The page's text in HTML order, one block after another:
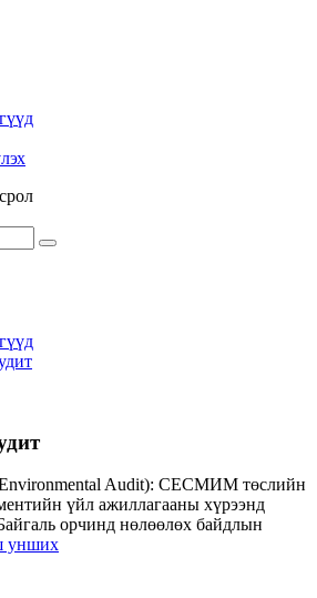
Audit): СЕСМИМ төслийн
үйл ажиллагааны хүрээнд
орчинд нөлөөлөх байдлын
унших